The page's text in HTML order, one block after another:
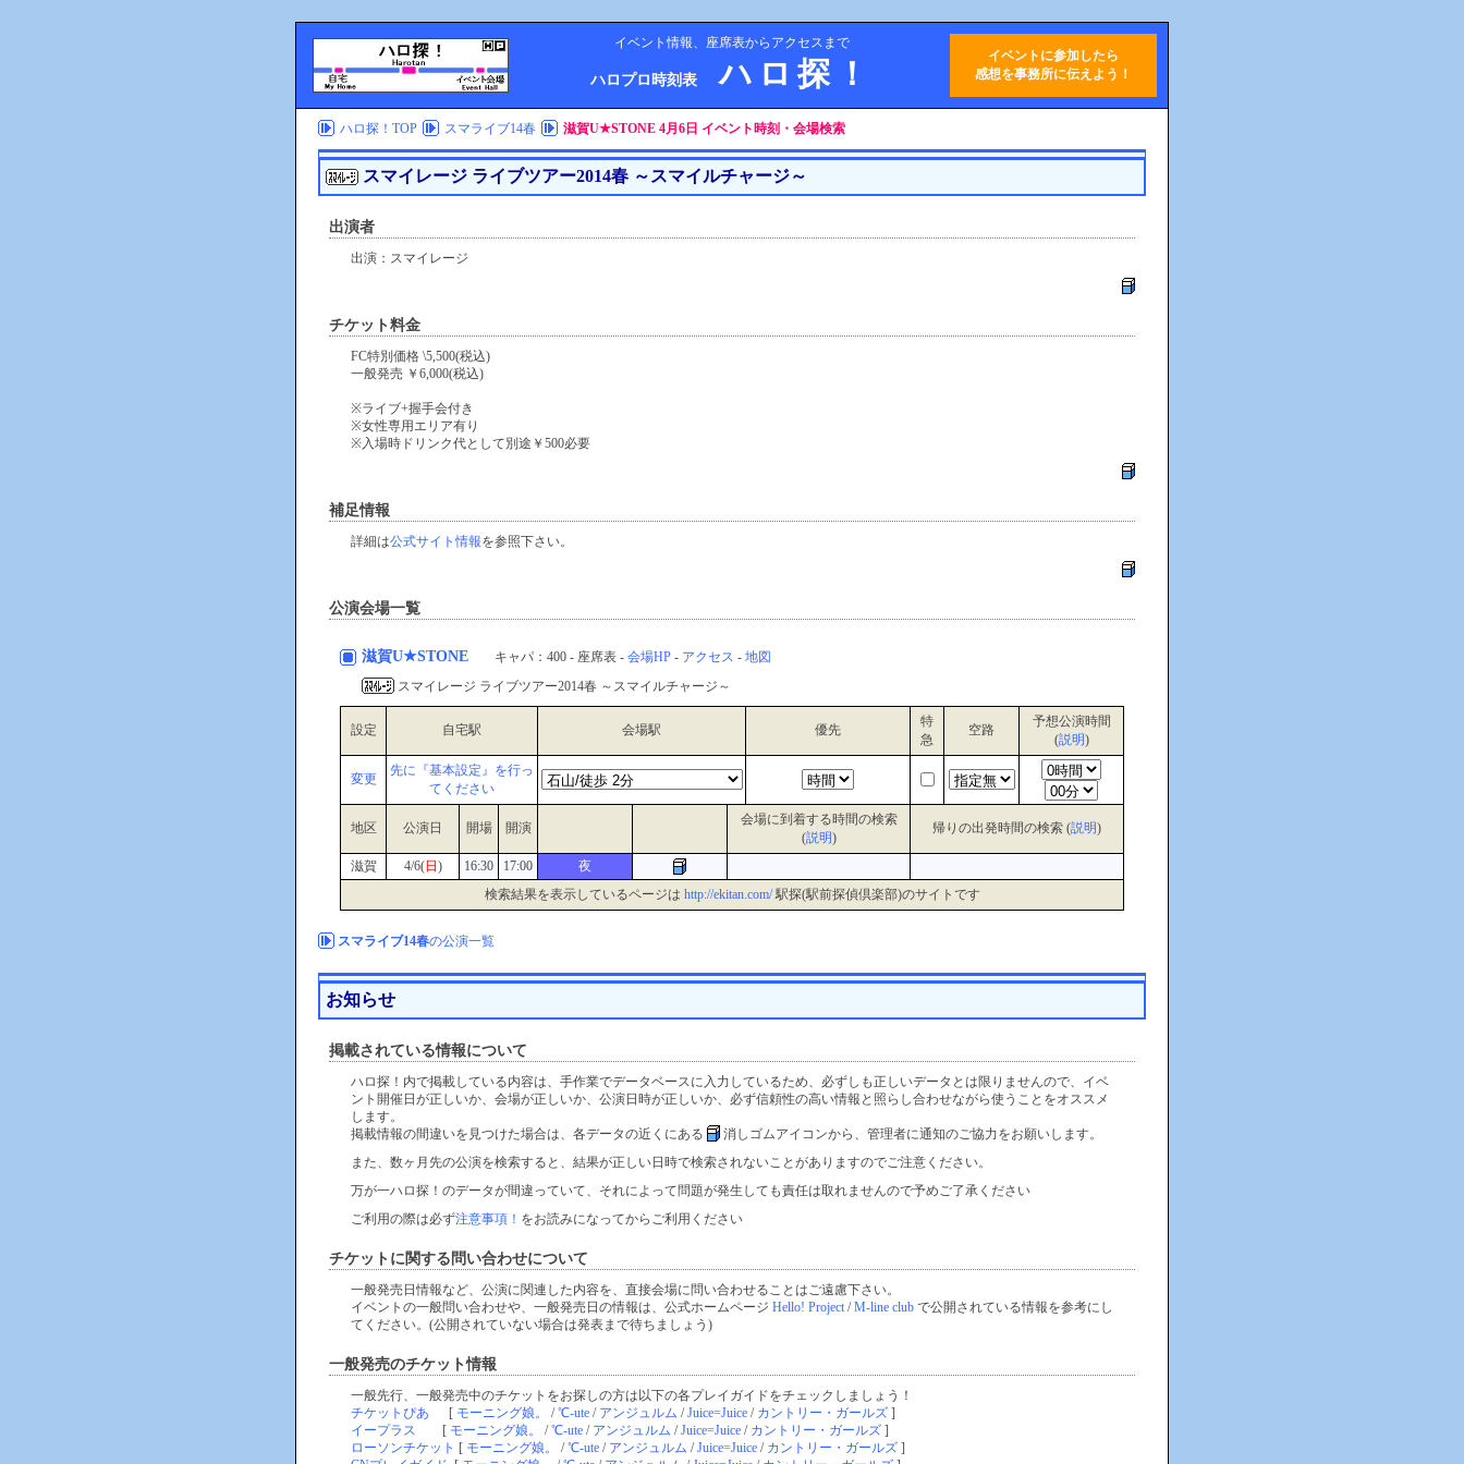
イベント情報、座席表からアクセスまで
ハロプロ時刻表 ハロ探！
イベントに参加したら
感想を事務所に伝えよう！
ハロ探！TOP スマライブ14春 滋賀U★STONE 4月6日 イベント時刻・会場検索
スマイレージ ライブツアー2014春 ～スマイルチャージ～
出演者
出演：スマイレージ
チケット料金
FC特別価格 \5,500(税込)
一般発売 ￥6,000(税込)
※ライブ+握手会付き
※女性専用エリア有り
※入場時ドリンク代として別途￥500必要
補足情報
詳細は公式サイト情報を参照下さい。
公演会場一覧
滋賀U★STONE キャパ：400 - 座席表 - 会場HP - アクセス - 地図
スマイレージ ライブツアー2014春 ～スマイルチャージ～
設定 自宅駅 会場駅 優先
特
急
空路
予想公演時間
(説明)
変更
先に『基本設定』を行っ
てください
地区 公演日 開場 開演
会場に到着する時間の検索
(説明)
帰りの出発時間の検索 (説明)
滋賀 4/6(日 ) 16:30 17:00
夜
検索結果を表示しているページは http://ekitan.com/駅探(駅前探偵倶楽部)のサイトです
スマライブ14春の公演一覧
お知らせ
掲載されている情報について
ハロ探！内で掲載している内容は、手作業でデータベースに入力しているため、必ずしも正しいデータとは限りませんので、イベ
ント開催日が正しいか、会場が正しいか、公演日時が正しいか、必ず信頼性の高い情報と照らし合わせながら使うことをオススメ
します。
掲載情報の間違いを見つけた場合は、各データの近くにある
消しゴムアイコンから、管理者に通知のご協力をお願いします。
また、数ヶ月先の公演を検索すると、結果が正しい日時で検索されないことがありますのでご注意ください。
万が一ハロ探！のデータが間違っていて、それによって問題が発生しても責任は取れませんので予めご了承ください
ご利用の際は必ず注意事項！ をお読みになってからご利用ください
チケットに関する問い合わせについて
一般発売日情報など、公演に関連した内容を、直接会場に問い合わせることはご遠慮下さい。
イベントの一般問い合わせや、一般発売日の情報は、公式ホームページ Hello! Project /M-line club で公開されている情報を参考にし
てください。(公開されていない場合は発表まで待ちましょう)
一般発売のチケット情報
一般先行、一般発売中のチケットをお探しの方は以下の各プレイガイドをチェックしましょう！
チケットぴあ [ モーニング娘。 /℃-ute / アンジュルム /Juice=Juice / カントリー・ガールズ ]
イープラス [ モーニング娘。 /℃-ute / アンジュルム /Juice=Juice / カントリー・ガールズ ]
ローソンチケット [ モーニング娘。 /℃-ute / アンジュルム /Juice=Juice / カントリー・ガールズ ]